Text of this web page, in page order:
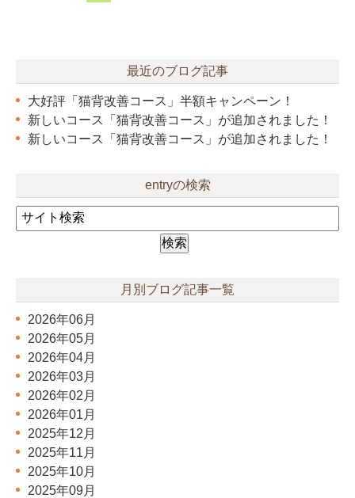
最近のブログ記事
大好評「猫背改善コース」半額キャンペーン！
新しいコース「猫背改善コース」が追加されました！
新しいコース「猫背改善コース」が追加されました！
entryの検索
月別ブログ記事一覧
2026年06月
2026年05月
2026年04月
2026年03月
2026年02月
2026年01月
2025年12月
2025年11月
2025年10月
2025年09月